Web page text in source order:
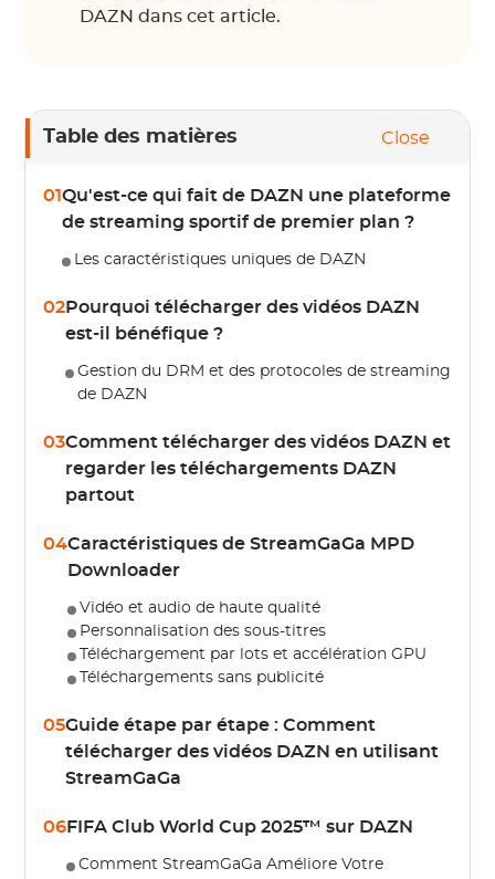
DAZN dans cet article.
Table des matières Close
01Qu'est-ce qui fait de DAZN une plateforme
de streaming sportif de premier plan ?
Les caractéristiques uniques de DAZN
02Pourquoi télécharger des vidéos DAZN
est-il bénéfique ?
Gestion du DRM et des protocoles de streaming
de DAZN
03Comment télécharger des vidéos DAZN et
regarder les téléchargements DAZN
partout
04Caractéristiques de StreamGaGa MPD
Downloader
Vidéo et audio de haute qualité
Personnalisation des sous-titres
Téléchargement par lots et accélération GPU
Téléchargements sans publicité
05Guide étape par étape : Comment
télécharger des vidéos DAZN en utilisant
StreamGaGa
06FIFA Club World Cup 2025™ sur DAZN
Comment StreamGaGa Améliore Votre